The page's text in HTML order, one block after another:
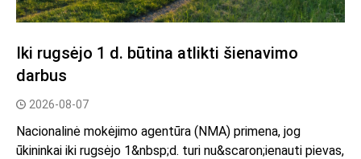
Iki rugsėjo 1 d. būtina atlikti šienavimo
darbus
2026-08-07
Nacionalinė mokėjimo agentūra (NMA) primena, jog
ūkininkai iki rugsėjo 1&nbsp;d. turi nu&scaron;ienauti pievas,